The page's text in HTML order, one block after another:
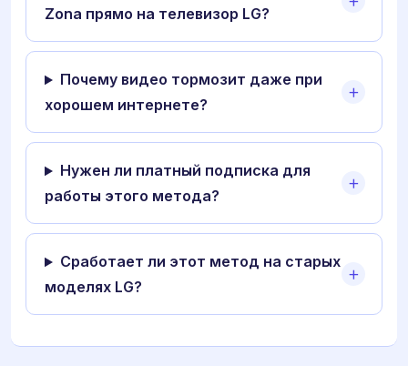
Zona прямо на телевизор LG?
Почему видео тормозит даже при
хорошем интернете?
Нужен ли платный подписка для
работы этого метода?
Сработает ли этот метод на старых
моделях LG?